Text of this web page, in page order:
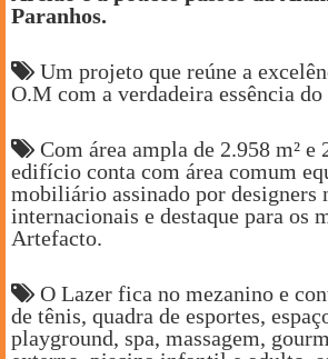
Paranhos.
Um projeto que reúne a
O.M com a verdadeira essência do
Com área ampla de 2.958 m² e
edifício conta com área comum
mobiliário assinado por designers
internacionais e destaque para os
Artefacto.
O Lazer fica no mezanino e
de tênis, quadra de esportes,
playground, spa, massagem,